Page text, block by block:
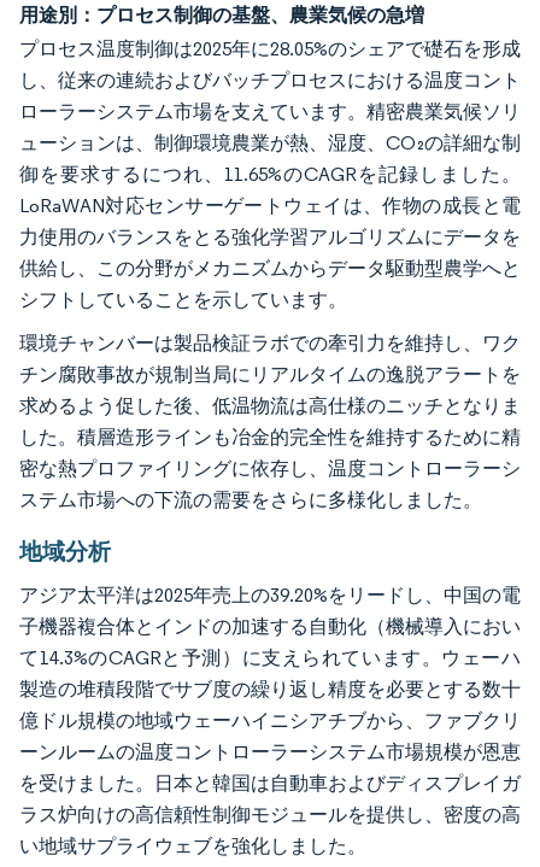
用途別：プロセス制御の基盤、農業気候の急増
プロセス温度制御は2025年に28.05%のシェアで礎石を形成
し、従来の連続およびバッチプロセスにおける温度コント
ローラーシステム市場を支えています。精密農業気候ソリ
ューションは、制御環境農業が熱、湿度、CO₂の詳細な制
御を要求するにつれ、11.65%のCAGRを記録しました。
LoRaWAN対応センサーゲートウェイは、作物の成長と電
力使用のバランスをとる強化学習アルゴリズムにデータを
供給し、この分野がメカニズムからデータ駆動型農学へと
シフトしていることを示しています。
環境チャンバーは製品検証ラボでの牽引力を維持し、ワク
チン腐敗事故が規制当局にリアルタイムの逸脱アラートを
求めるよう促した後、低温物流は高仕様のニッチとなりま
した。積層造形ラインも冶金的完全性を維持するために精
密な熱プロファイリングに依存し、温度コントローラーシ
ステム市場への下流の需要をさらに多様化しました。
地域分析
アジア太平洋は2025年売上の39.20%をリードし、中国の電
子機器複合体とインドの加速する自動化（機械導入におい
て14.3%のCAGRと予測）に支えられています。ウェーハ
製造の堆積段階でサブ度の繰り返し精度を必要とする数十
億ドル規模の地域ウェーハイニシアチブから、ファブクリ
ーンルームの温度コントローラーシステム市場規模が恩恵
を受けました。日本と韓国は自動車およびディスプレイガ
ラス炉向けの高信頼性制御モジュールを提供し、密度の高
い地域サプライウェブを強化しました。